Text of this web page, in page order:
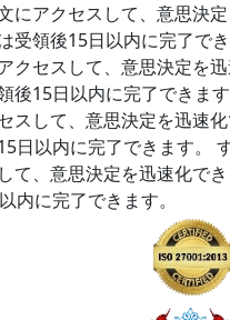
にアクセスして、意思決
受領後15日以内に完了でき
クセスして、意思決定を
後15日以内に完了できます
スして、意思決定を迅速化
日以内に完了できます。
て、意思決定を迅速化で
内に完了できます。